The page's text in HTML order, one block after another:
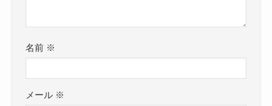
名前 ※
メール ※